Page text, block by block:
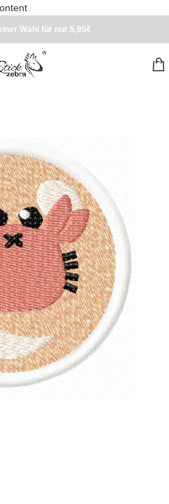
Wahl für nur 5,95€